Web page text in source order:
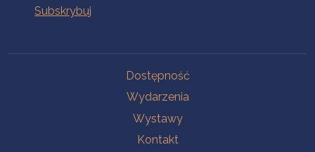
Dostępność
Wydarzenia
Wystawy
Kontakt